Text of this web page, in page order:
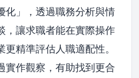
化」，透過職務分析與情
，讓求職者能在實際操作
精準評估人職適配性。
實作觀察，有助找到更合